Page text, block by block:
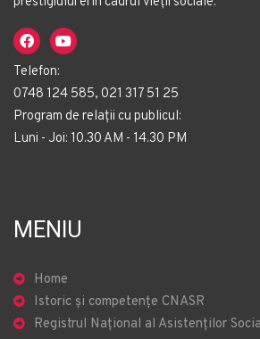
Telefon:
0748 124 585, 021 317 51 25
Program de relații cu publicul:
Luni - Joi: 10.30 AM - 14.30 PM
MENIU
Home
Istoric și competențe CNASR
Registrul Național al Asistenților